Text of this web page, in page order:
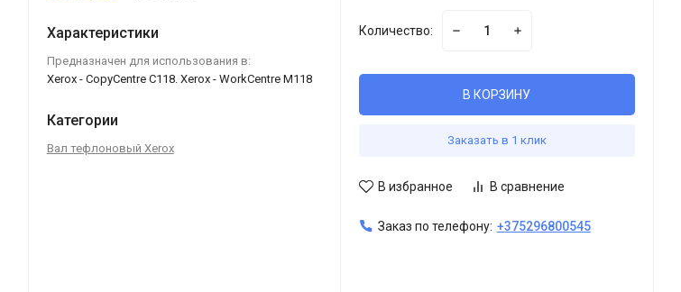
Характеристики
Предназначен для использования в:
Xerox - CopyCentre C118. Xerox - WorkCentre M118
Категории
Вал тефлоновый Xerox
Количество:
В КОРЗИНУ
Заказать в 1 клик
В избранное В сравнение
Заказ по телефону: +375296800545